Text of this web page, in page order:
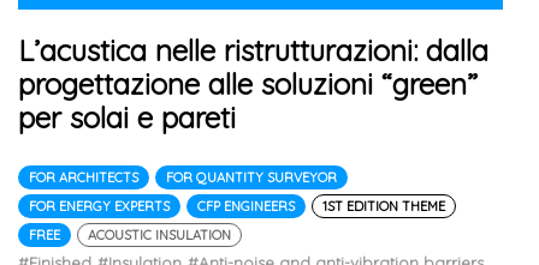
L’acustica nelle ristrutturazioni: dalla
progettazione alle soluzioni “green”
per solai e pareti
FOR ARCHITECTS
FOR QUANTITY SURVEYOR
FOR ENERGY EXPERTS
CFP ENGINEERS
1ST EDITION THEME
FREE
ACOUSTIC INSULATION